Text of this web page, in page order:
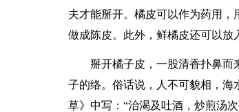
夫才能掰开。橘皮可以作为药用，
做成陈皮。此外，鲜橘皮还可以放
掰开橘子皮，一股清香扑鼻而
子的络。俗话说，人不可貌相，
草》中写：“治渴及吐酒，炒煎汤